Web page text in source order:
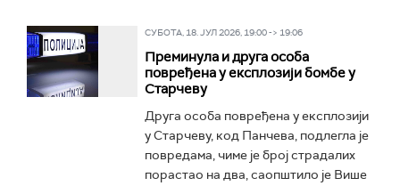
СУБОТА, 18. ЈУЛ 2026, 19:00 -> 19:06
Преминула и друга особа
повређена у експлозији бомбе у
Старчеву
Друга особа повређена у експлозији
у Старчеву, код Панчева, подлегла је
повредама, чиме је број страдалих
порастао на два, саопштило је Више